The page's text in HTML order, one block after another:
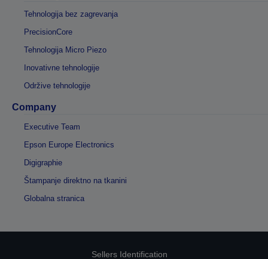
Tehnologija bez zagrevanja
PrecisionCore
Tehnologija Micro Piezo
Inovativne tehnologije
Održive tehnologije
Company
Executive Team
Epson Europe Electronics
Digigraphie
Štampanje direktno na tkanini
Globalna stranica
Sellers Identification